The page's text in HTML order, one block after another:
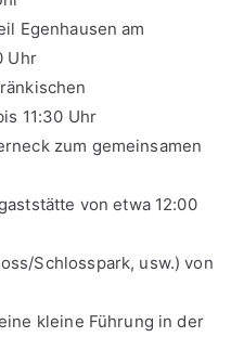
Egenhausen am
Uhr
11:30 Uhr
zum gemeinsamen
von etwa 12:00
Schlosspark, usw.) von
kleine Führung in der